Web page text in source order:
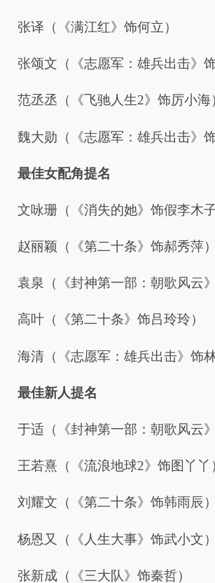
张译（《满江红》饰何立）
张颂文（《志愿军：雄兵出击》饰
范丞丞（《飞驰人生2》饰厉小海
魏大勋（《志愿军：雄兵出击》饰
最佳女配角提名
文咏珊（《消失的她》饰假李木子
赵丽颖（《第二十条》饰郝秀萍）
袁泉（《封神第一部：朝歌风云
高叶（《第二十条》饰吕玲玲）
海清（《志愿军：雄兵出击》饰林
最佳新人提名
于适（《封神第一部：朝歌风云》
王若熹（《流浪地球2》饰图丫丫
刘耀文（《第二十条》饰韩雨辰）
杨恩又（《人生大事》饰武小文）
张新成（《三大队》饰秦哲）